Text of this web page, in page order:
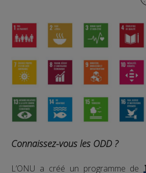
Connaissez-vous les ODD ?
L’ONU a créé un programme de